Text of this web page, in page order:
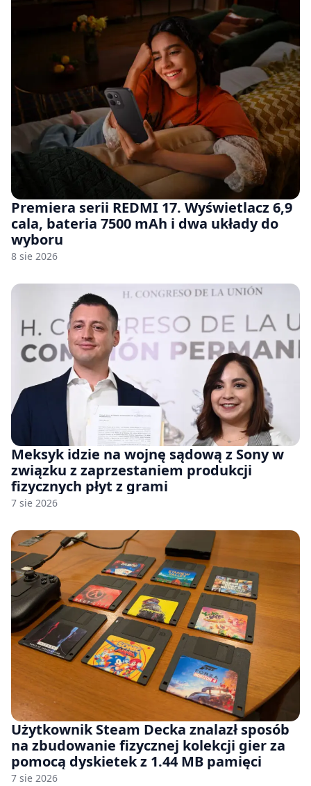
Premiera serii REDMI 17. Wyświetlacz 6,9
cala, bateria 7500 mAh i dwa układy do
wyboru
8 sie 2026
Meksyk idzie na wojnę sądową z Sony w
związku z zaprzestaniem produkcji
fizycznych płyt z grami
7 sie 2026
Użytkownik Steam Decka znalazł sposób
na zbudowanie fizycznej kolekcji gier za
pomocą dyskietek z 1.44 MB pamięci
7 sie 2026